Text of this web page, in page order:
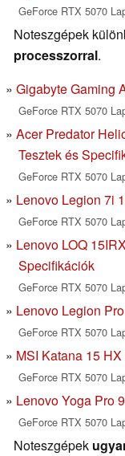
GeForce RTX 5070
Noteszgépek
processzorral.
Gigabyte Gaming
GeForce RTX 5070
Acer Predator
Tesztek és
GeForce RTX 5070
Lenovo Legion 7i
GeForce RTX 5070
Lenovo LOQ
Specifikációk
GeForce RTX 5070
Lenovo Legion
GeForce RTX 5070
MSI Katana 15
GeForce RTX 5070
Lenovo Yoga Pro
GeForce RTX 5070
Noteszgépek